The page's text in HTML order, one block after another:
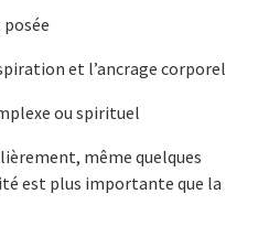
posée
et l’ancrage corporel
ou spirituel
même quelques
est plus importante que la